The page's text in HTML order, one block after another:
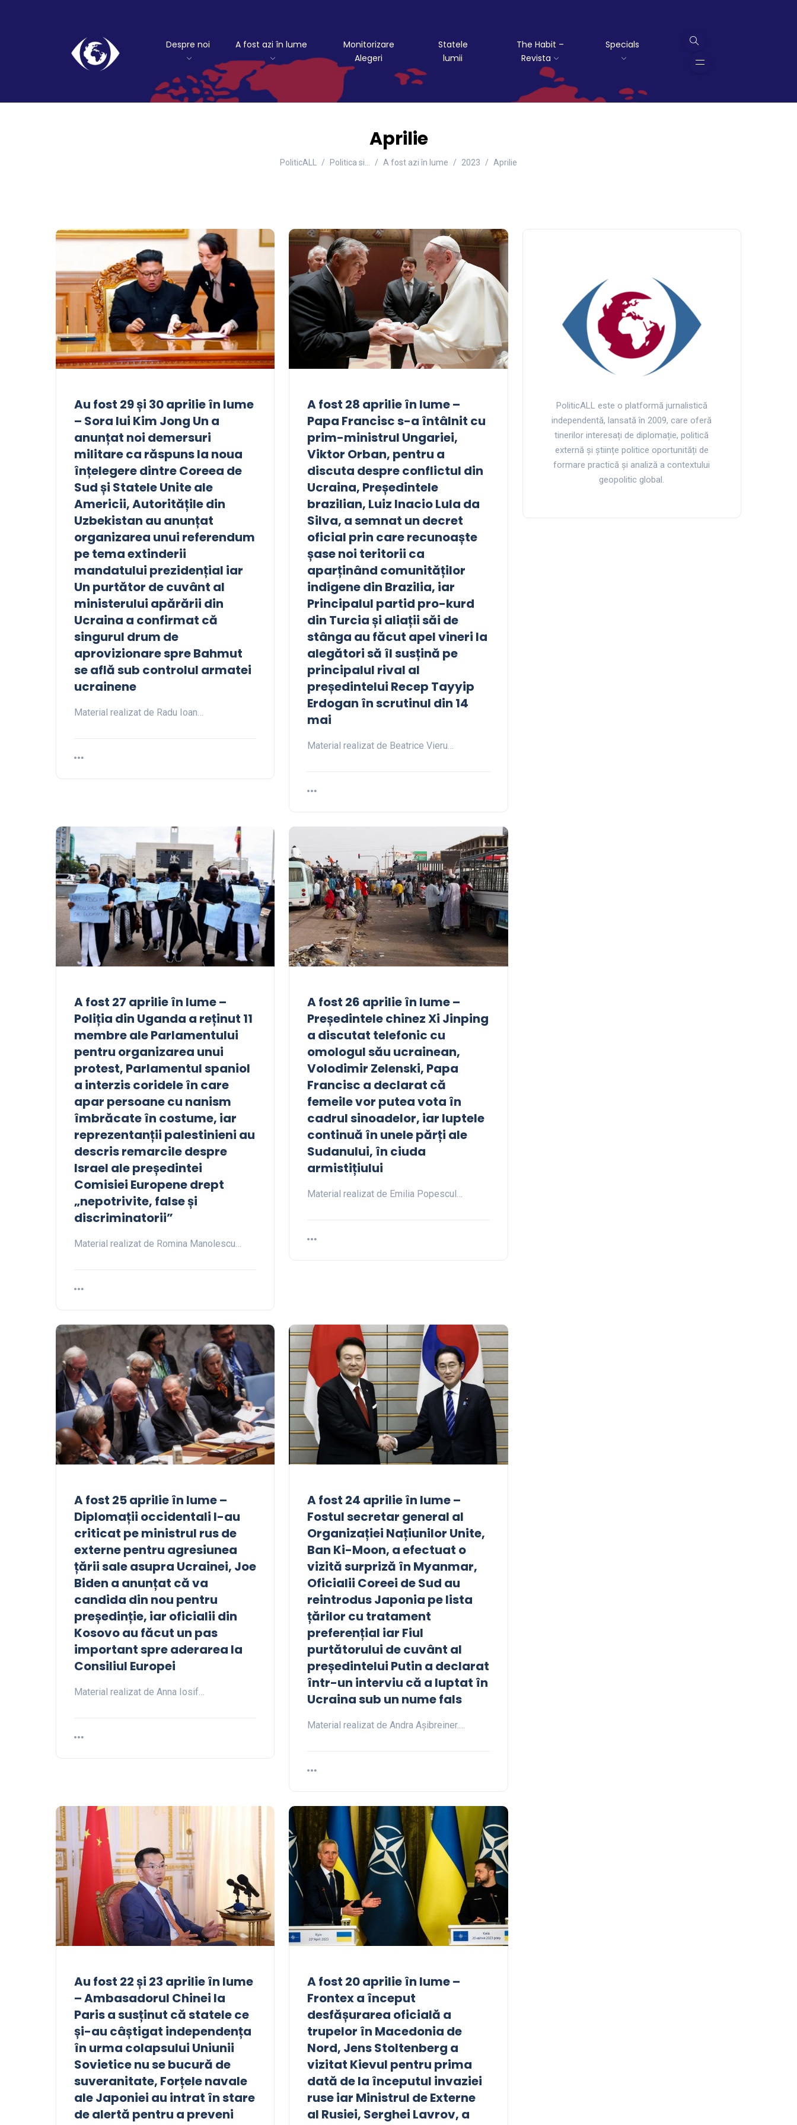
Despre noi A fost azi în lume
Monitorizare
Alegeri
Statele
lumii
The Habit –
Revista
Specials
Aprilie
PoliticALL Politica si… A fost azi în lume 2023 Aprilie
Au fost 29 și 30 aprilie în lume
– Sora lui Kim Jong Un a
anunțat noi demersuri
militare ca răspuns la noua
înțelegere dintre Coreea de
Sud și Statele Unite ale
Americii, Autoritățile din
Uzbekistan au anunțat
organizarea unui referendum
pe tema extinderii
mandatului prezidențial iar
Un purtător de cuvânt al
ministerului apărării din
Ucraina a confirmat că
singurul drum de
aprovizionare spre Bahmut
se află sub controlul armatei
ucrainene
Material realizat de Radu Ioan…
A fost 28 aprilie în lume –
Papa Francisc s-a întâlnit cu
prim-ministrul Ungariei,
Viktor Orban, pentru a
discuta despre conflictul din
Ucraina, Președintele
brazilian, Luiz Inacio Lula da
Silva, a semnat un decret
oficial prin care recunoaște
șase noi teritorii ca
aparținând comunităților
indigene din Brazilia, iar
Principalul partid pro-kurd
din Turcia și aliații săi de
stânga au făcut apel vineri la
alegători să îl susțină pe
principalul rival al
președintelui Recep Tayyip
Erdogan în scrutinul din 14
mai
Material realizat de Beatrice Vieru…
A fost 27 aprilie în lume –
Poliția din Uganda a reținut 11
membre ale Parlamentului
pentru organizarea unui
protest, Parlamentul spaniol
a interzis coridele în care
apar persoane cu nanism
îmbrăcate în costume, iar
reprezentanții palestinieni au
descris remarcile despre
Israel ale președintei
Comisiei Europene drept
„nepotrivite, false și
discriminatorii”
Material realizat de Romina Manolescu…
A fost 26 aprilie în lume –
Președintele chinez Xi Jinping
a discutat telefonic cu
omologul său ucrainean,
Volodimir Zelenski, Papa
Francisc a declarat că
femeile vor putea vota în
cadrul sinoadelor, iar luptele
continuă în unele părți ale
Sudanului, în ciuda
armistițiului
Material realizat de Emilia Popescul…
A fost 25 aprilie în lume –
Diplomații occidentali l-au
criticat pe ministrul rus de
externe pentru agresiunea
țării sale asupra Ucrainei, Joe
Biden a anunțat că va
candida din nou pentru
președinție, iar oficialii din
Kosovo au făcut un pas
important spre aderarea la
Consiliul Europei
Material realizat de Anna Iosif…
A fost 24 aprilie în lume –
Fostul secretar general al
Organizației Națiunilor Unite,
Ban Ki-Moon, a efectuat o
vizită surpriză în Myanmar,
Oficialii Coreei de Sud au
reintrodus Japonia pe lista
țărilor cu tratament
preferențial iar Fiul
purtătorului de cuvânt al
președintelui Putin a declarat
într-un interviu că a luptat în
Ucraina sub un nume fals
Material realizat de Andra Așibreiner.…
Au fost 22 și 23 aprilie în lume
– Ambasadorul Chinei la
Paris a susținut că statele ce
și-au câștigat independența
în urma colapsului Uniunii
Sovietice nu se bucură de
suveranitate, Forțele navale
ale Japoniei au intrat în stare
de alertă pentru a preveni
A fost 20 aprilie în lume –
Frontex a început
desfășurarea oficială a
trupelor în Macedonia de
Nord, Jens Stoltenberg a
vizitat Kievul pentru prima
dată de la începutul invaziei
ruse iar Ministrul de Externe
al Rusiei, Serghei Lavrov, a
PoliticALL este o platformă jurnalistică
independentă, lansată în 2009, care oferă
tinerilor interesați de diplomație, politică
externă și științe politice oportunități de
formare practică și analiză a contextului
geopolitic global.